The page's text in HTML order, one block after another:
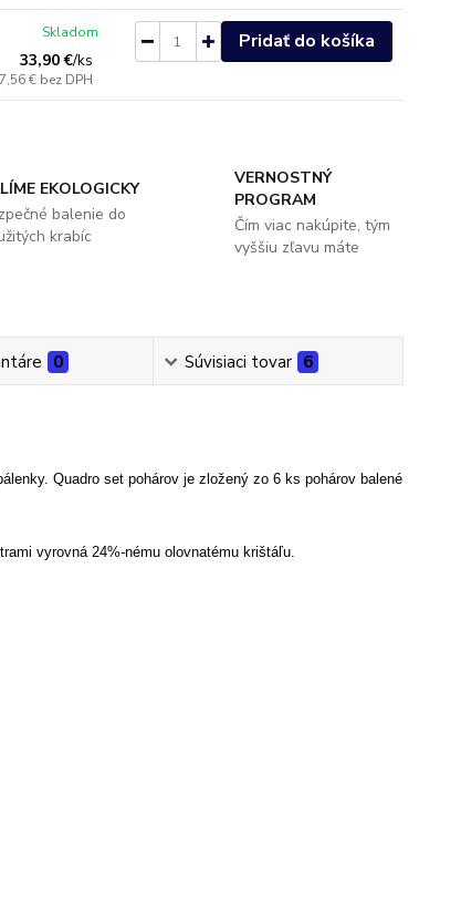
33,90 €/ks
€ bez DPH
Skladom Pridať do košíka
EKOLOGICKY
balenie do
krabíc
VERNOSTNÝ
PROGRAM
Čím viac nakúpite, tým
vyššiu zľavu máte
0 Súvisiaci tovar 6
Quadro set pohárov je zložený zo 6 ks pohárov balené
vyrovná 24%-nému olovnatému krištáľu.